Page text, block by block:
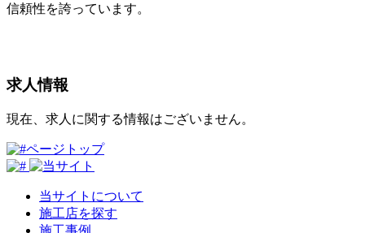
信頼性を誇っています。
求⼈情報
現在、求人に関する情報はございません。
ページトップ
当サイトについて
施工店を探す